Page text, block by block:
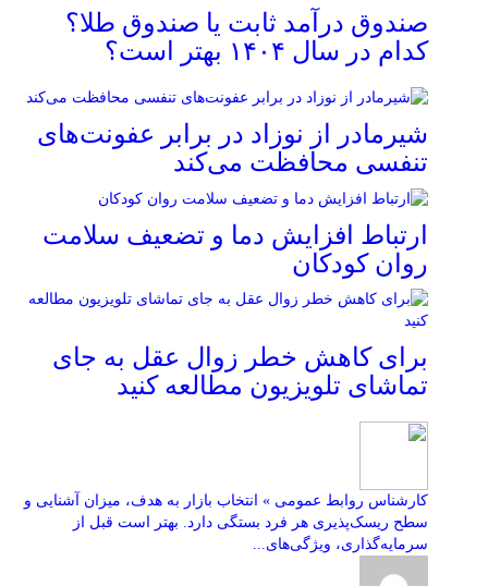
صندوق درآمد ثابت یا صندوق طلا؟
کدام در سال ۱۴۰۴ بهتر است؟
شیرمادر از نوزاد در برابر عفونت‌های
تنفسی محافظت می‌کند
ارتباط افزایش دما و تضعیف سلامت
روان کودکان
برای کاهش خطر زوال عقل به جای
تماشای تلویزیون مطالعه کنید
کارشناس روابط عمومی » انتخاب بازار به هدف، میزان آشنایی و
سطح ریسک‌پذیری هر فرد بستگی دارد. بهتر است قبل از
سرمایه‌گذاری، ویژگی‌های...